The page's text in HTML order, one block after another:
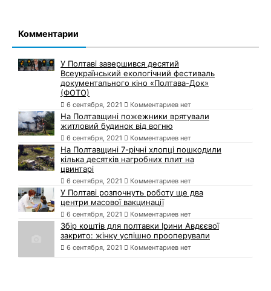
Комментарии
У Полтаві завершився десятий
Всеукраїнський екологічний фестиваль
документального кіно «Полтава-Док»
(ФОТО)
6 сентября, 2021 Комментариев нет
На Полтавщині пожежники врятували
житловий будинок від вогню
6 сентября, 2021 Комментариев нет
На Полтавщині 7-річні хлопці пошкодили
кілька десятків нагробних плит на
цвинтарі
6 сентября, 2021 Комментариев нет
У Полтаві розпочнуть роботу ще два
центри масової вакцинації
6 сентября, 2021 Комментариев нет
Збір коштів для полтавки Ірини Авдєєвої
закрито: жінку успішно прооперували
6 сентября, 2021 Комментариев нет